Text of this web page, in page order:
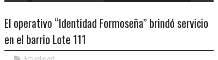
El operativo “Identidad Formoseña” brindó servicio
en el barrio Lote 111
Actualidad